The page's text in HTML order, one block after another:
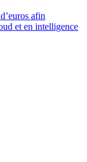
afin
et en intelligence